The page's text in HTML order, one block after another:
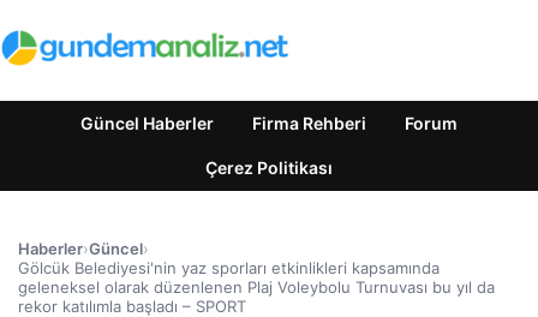
Güncel Haberler Firma Rehberi Forum
Çerez Politikası
Haberler›Güncel›
Gölcük Belediyesi'nin yaz sporları etkinlikleri kapsamında
geleneksel olarak düzenlenen Plaj Voleybolu Turnuvası bu yıl da
rekor katılımla başladı – SPORT